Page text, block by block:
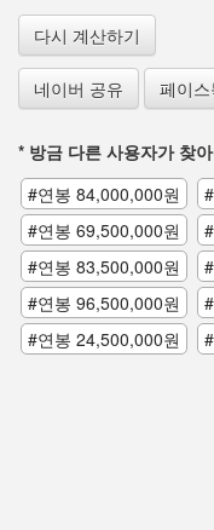
다시 계산하기
네이버 공유 페이
* 방금 다른 사용자가 찾
#연봉 84,000,000원
#연봉 69,500,000원
#연봉 83,500,000원
#연봉 96,500,000원
#연봉 24,500,000원